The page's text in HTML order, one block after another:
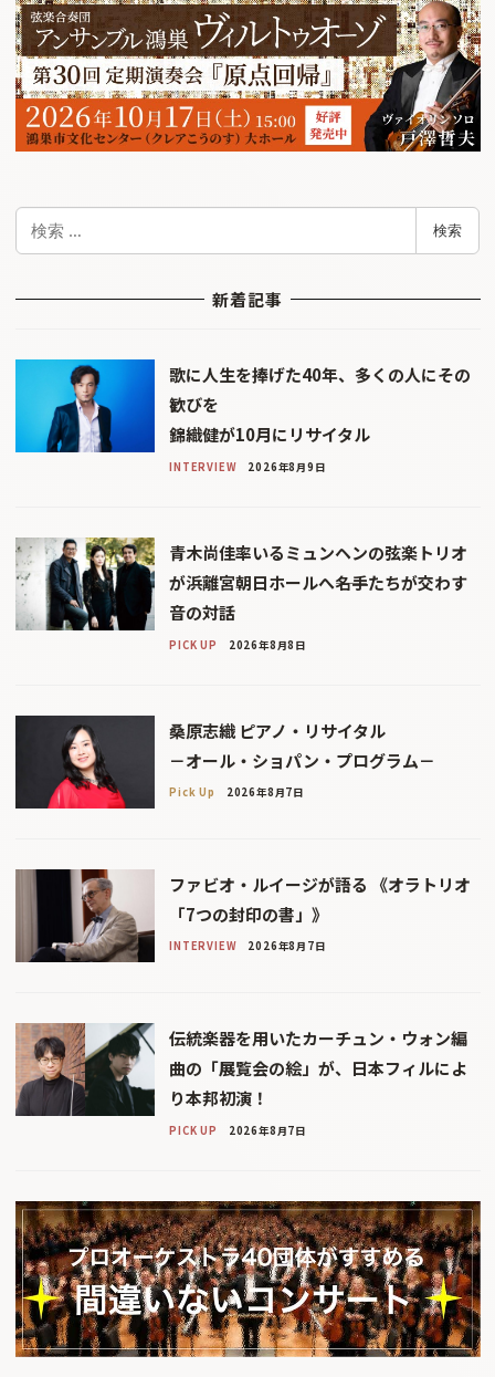
検
検索
新着記事
歌に人生を捧げた40年、多くの人にその
歓びを
錦織健が10月にリサイタル
INTERVIEW 2026年8月9日
青木尚佳率いるミュンヘンの弦楽トリオ
が浜離宮朝日ホールへ――名手たちが交わす
音の対話
PICK UP 2026年8月8日
桑原志織 ピアノ・リサイタル
－オール・ショパン・プログラム－
Pick Up 2026年8月7日
ファビオ・ルイージが語る 《オラトリオ
「7つの封印の書」》
INTERVIEW 2026年8月7日
伝統楽器を用いたカーチュン・ウォン編
曲の「展覧会の絵」が、日本フィルによ
り本邦初演！
PICK UP 2026年8月7日